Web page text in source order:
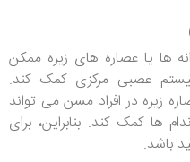
ها یا عصاره های زیره ممکن
عصبی مرکزی کمک کند.
زیره در افراد مسن می تواند
ها کمک کند. بنابراین، برای
باشد.